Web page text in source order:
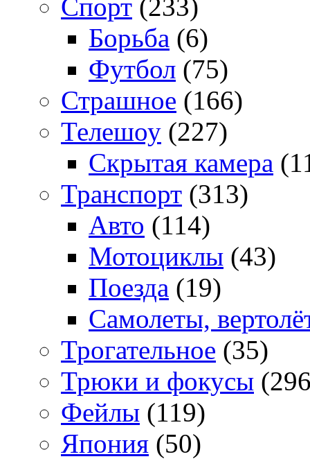
Спорт (233)
Борьба (6)
Футбол (75)
Страшное (166)
Телешоу (227)
Скрытая камера
Транспорт (313)
Авто (114)
Мотоциклы (43)
Поезда (19)
Самолеты,
Трогательное (35)
Трюки и фокусы
Фейлы (119)
Япония (50)